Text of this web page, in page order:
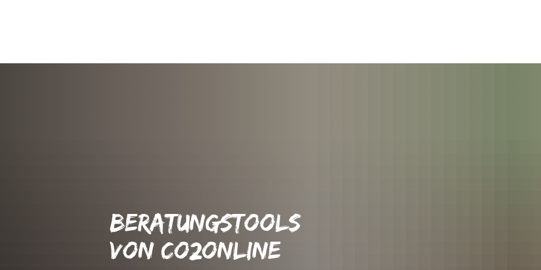
BERATUNGSTOOLS
VON CO2ONLINE